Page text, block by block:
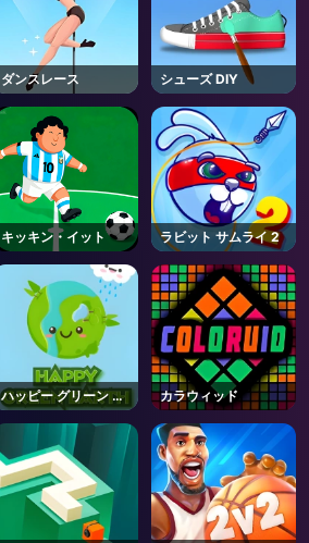
AD
ダンスレース シューズ DIY
キッキン・イット ラビット サムライ 2
ハッピー グリーン ア
ース
カラウィッド